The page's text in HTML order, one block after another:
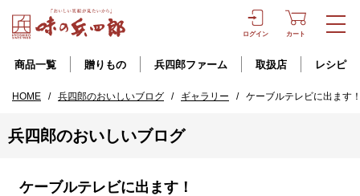
ログイン カート
商品一覧 贈りもの 兵四郎ファーム 取扱店 レシピ
HOME / 兵四郎のおいしいブログ / ギャラリー / ケーブルテレビに出ます
兵四郎のおいしいブログ
ケーブルテレビに出ます！